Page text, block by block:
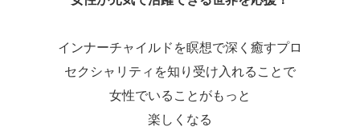
インナーチャイルドを瞑想で深く癒すプロ
セクシャリティを知り受け入れることで
女性でいることがもっと
楽しくなる